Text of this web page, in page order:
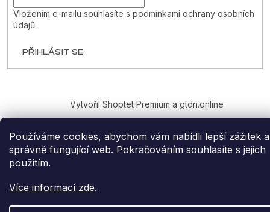
Používáme cookies, abychom vám nabídli lepší zážitek a
správně fungující web. Pokračováním souhlasíte s jejich
použitím.
Více informací zde.
Vložením e-mailu souhlasíte s podmínkami ochrany osobních
údajů
PŘIHLÁSIT SE
Vytvořil Shoptet Premium a gtdn.online
Copyright 2026PRAGER'S. Všechna práva vyhrazena.